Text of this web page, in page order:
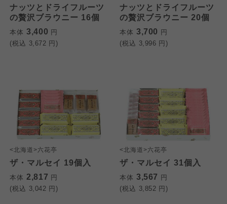
ナッツとドライフルーツ
の贅沢ブラウニー 16個
本体 3,400 円
(税込 3,672 円)
ナッツとドライフルーツ
の贅沢ブラウニー 20個
本体 3,700 円
(税込 3,996 円)
<北海道>六花亭
ザ・マルセイ 19個入
本体 2,817 円
(税込 3,042 円)
<北海道>六花亭
ザ・マルセイ 31個入
本体 3,567 円
(税込 3,852 円)